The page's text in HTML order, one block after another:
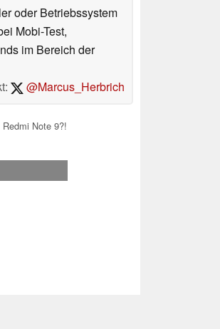
oder Betriebssystem
Mobi-Test,
im Bereich der
@Marcus_Herbrich
Note 9?!